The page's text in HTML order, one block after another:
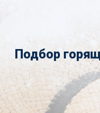
Подбор